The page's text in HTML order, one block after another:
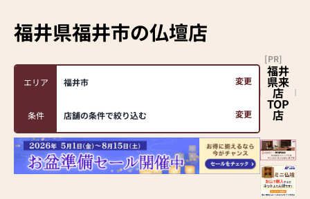
福井県福井市の仏壇店
エリア 福井市 変更
条件 店舗の条件で絞り込む 変更
福井
県来
店
TOP
店
[PR]